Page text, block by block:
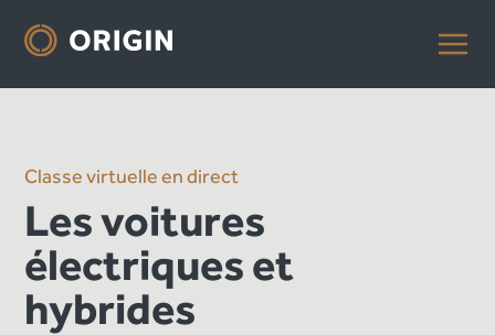
Classe virtuelle en direct
Les voitures
électriques et
hybrides